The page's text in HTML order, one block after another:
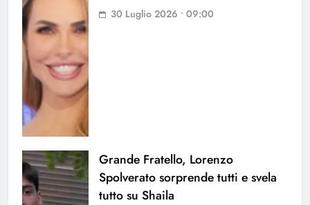
30 Luglio 2026 • 09:00
Grande Fratello, Lorenzo
Spolverato sorprende tutti e svela
tutto su Shaila